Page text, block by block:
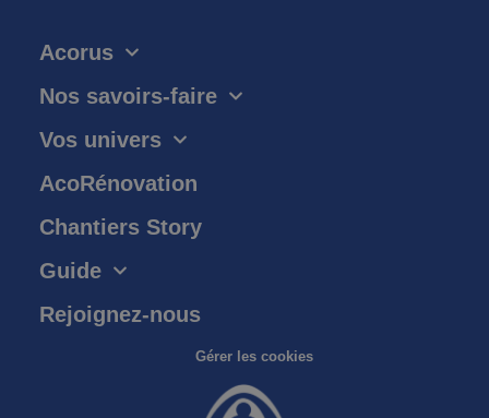
Acorus
Nos savoirs-faire
Vos univers
AcoRénovation
Chantiers Story
Guide
Rejoignez-nous
Gérer les cookies